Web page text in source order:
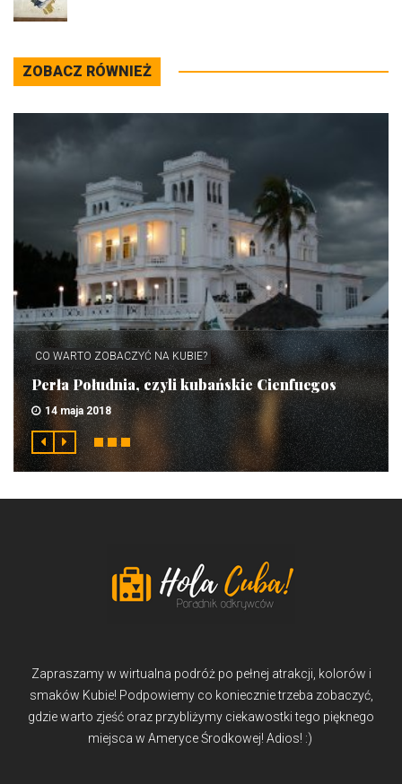
ZOBACZ RÓWNIEŻ
CO WARTO ZOBACZYĆ NA KUBIE?
Perła Południa, czyli kubańskie Cienfuegos
14 maja 2018
Zapraszamy w wirtualna podróż po pełnej atrakcji, kolorów i
smaków Kubie! Podpowiemy co koniecznie trzeba zobaczyć,
gdzie warto zjeść oraz przybliżymy ciekawostki tego pięknego
miejsca w Ameryce Środkowej! Adios! :)